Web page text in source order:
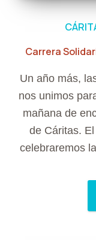
Carrera
Un año más,
nos unimos
mañana de
de Cáritas.
celebraremos